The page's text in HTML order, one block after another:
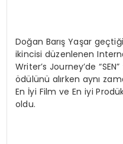
Doğan Barış Yaşar
ikincisi düzenlenen
Writer’s Journey’de
ödülünü alırken aynı
En İyi Film ve En iyi
oldu.